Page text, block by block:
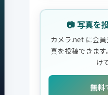
📷 写真を
カメラ.net に会
真を投稿できま
け
無料